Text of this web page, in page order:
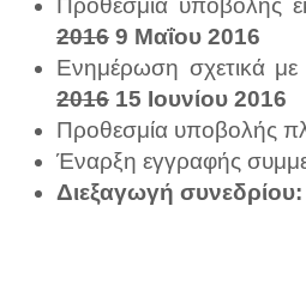
Προθεσμία υποβολής
2016 9 Μαΐου 2016
Ενημέρωση σχετικά
2016 15 Ιουνίου 2016
Προθεσμία υποβολής
Έναρξη εγγραφής
Διεξαγωγή